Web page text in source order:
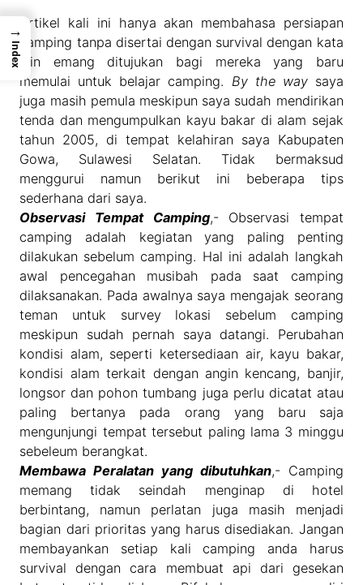
Artikel kali ini hanya akan membahasa persiapan
camping tanpa disertai dengan survival dengan kata
lain emang ditujukan bagi mereka yang baru
memulai untuk belajar camping. By the waysaya
juga masih pemula meskipun saya sudah mendirikan
tenda dan mengumpulkan kayu bakar di alam sejak
tahun 2005, di tempat kelahiran saya Kabupaten
Gowa, Sulawesi Selatan. Tidak bermaksud
menggurui namun berikut ini beberapa tips
sederhana dari saya.
Observasi Tempat Camping,- Observasi tempat
camping adalah kegiatan yang paling penting
dilakukan sebelum camping. Hal ini adalah langkah
awal pencegahan musibah pada saat camping
dilaksanakan. Pada awalnya saya mengajak seorang
teman untuk survey lokasi sebelum camping
meskipun sudah pernah saya datangi. Perubahan
kondisi alam, seperti ketersediaan air, kayu bakar,
kondisi alam terkait dengan angin kencang, banjir,
longsor dan pohon tumbang juga perlu dicatat atau
paling bertanya pada orang yang baru saja
mengunjungi tempat tersebut paling lama 3 minggu
sebeleum berangkat.
Membawa Peralatan yang dibutuhkan,- Camping
memang tidak seindah menginap di hotel
berbintang, namun perlatan juga masih menjadi
bagian dari prioritas yang harus disediakan. Jangan
membayankan setiap kali camping anda harus
survival dengan cara membuat api dari gesekan
→
Index